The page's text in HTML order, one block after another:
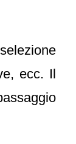
ecc. Il